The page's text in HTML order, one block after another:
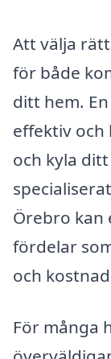
Att välja
för både
ditt hem.
effektiv
och kyla
Örebro kan
fördelar
och
För många